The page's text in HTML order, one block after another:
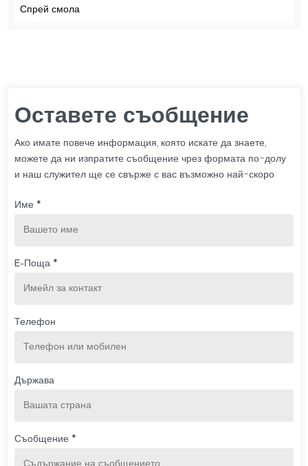
Спрей смола
Оставете съобщение
Ако имате повече информация, която искате да знаете,
можете да ни изпратите съобщение чрез формата по-долу
и наш служител ще се свърже с вас възможно най-скоро
Име *
E-Поща *
Телефон
Държава
Съобщение *